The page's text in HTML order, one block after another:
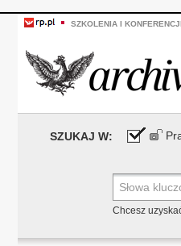
SZKOLENIA I
SZUKAJ W:
Chcesz